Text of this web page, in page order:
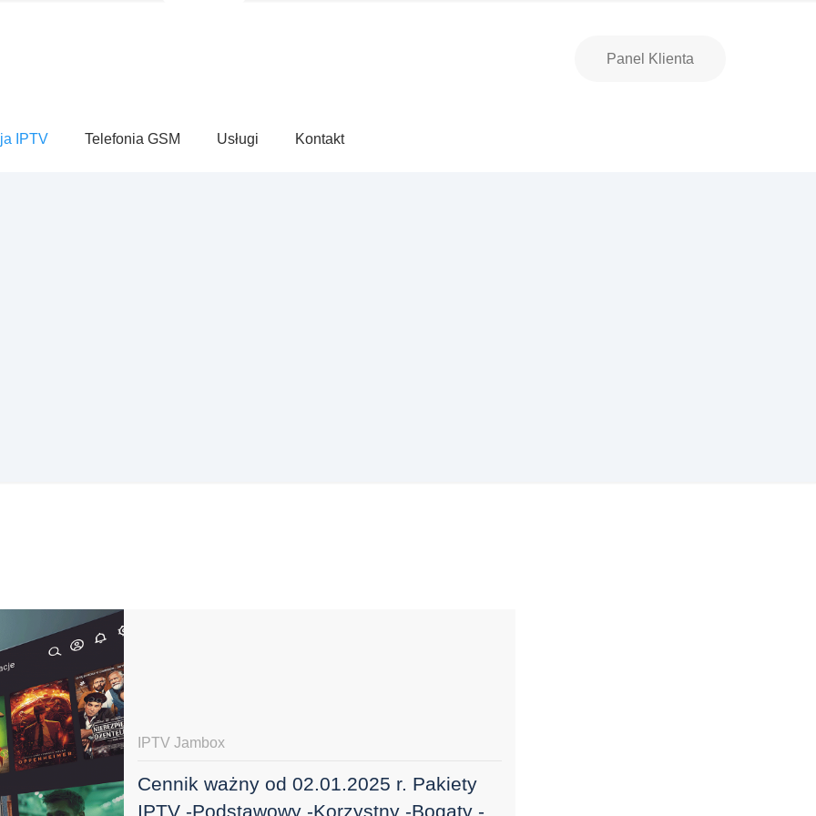
Panel Klienta
IPTV Telefonia GSM Usługi Kontakt
IPTV Jambox
Cennik ważny od 02.01.2025 r. Pakiety
IPTV -Podstawowy -Korzystny -Bogaty -